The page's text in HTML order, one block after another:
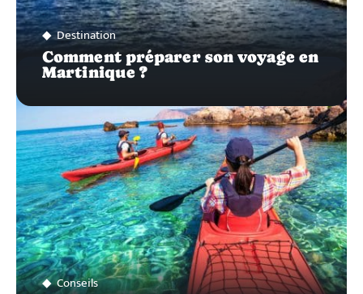
Destination
Comment préparer son voyage en
Martinique ?
Conseils